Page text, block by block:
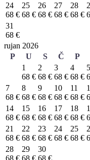
24
68 €
25
68 €
26
68 €
27
68 €
28
68 €
31
68 €
rujan 2026
P
U S Č P
1
68 €
2
68 €
3
68 €
4
68 €
5
7
68 €
8
68 €
9
68 €
10
68 €
11
68 €
14
68 €
15
68 €
16
68 €
17
68 €
18
68 €
21
68 €
22
68 €
23
68 €
24
68 €
25
68 €
28
68 €
29
68 €
30
68 €